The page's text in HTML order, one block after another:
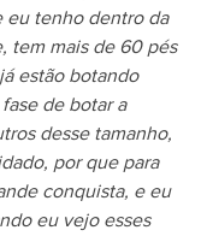
eu tenho dentro da
tem mais de 60 pés
estão botando
de botar a
desse tamanho,
por que para
conquista, e eu
eu vejo esses